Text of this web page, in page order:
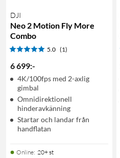
DJI
Neo 2 Motion Fly More
Combo
5.0 (1)
6 699:-
4K/100fps med 2-axlig
gimbal
Omnidirektionell
hinderavkänning
Startar och landar från
handflatan
Online: 20+ st